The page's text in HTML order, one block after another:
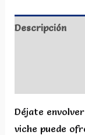
Descripción
Déjate
viche puede